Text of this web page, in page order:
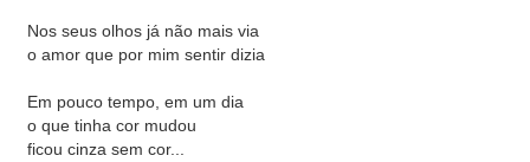
Nos seus olhos já não mais via
o amor que por mim sentir dizia
Em pouco tempo, em um dia
o que tinha cor mudou
ficou cinza sem cor...